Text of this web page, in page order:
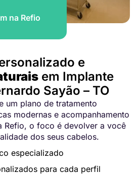
na Refio
e
em Implante
Sayão – TO
um plano de tratamento
modernas e acompanhamento
Refio, o foco é devolver a você
dos seus cabelos.
especializado
para cada perfil